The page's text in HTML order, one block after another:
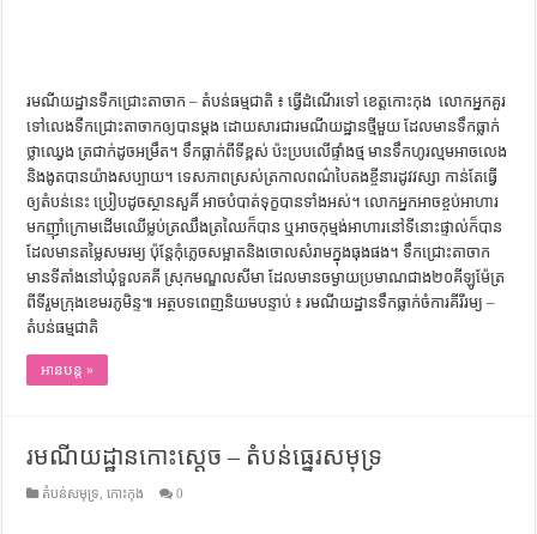
រមណីយដ្ឋានទឺកជ្រោះតាចាក – តំបន់ធម្មជាតិ ៖ ធ្វើ​ដំណើរ​ទៅ​ ខេត្ត​កោះ​កុង ​ លោក​អ្នក​គួរ​
ទៅ​លេង​ទឺក​ជ្រោះ​តា​ចាក​​ឲ្យ​បាន​ម្ដង ​ដោយសារ​ជា​រមណីយដ្ឋាន​ថ្មី​មួយ ដែល​មាន​ទឹក​ធ្លាក់​
ថ្លា​ឈ្វេង ​ត្រជាក់​ដូច​អម្រឹត។ ​​ទឹក​ធ្លាក់​ពី​ទី​ខ្ពស់ ​ប៉ះ​​ប្រប​លើ​ផ្ទាំង​ថ្ម ​មាន​ទឹក​ហូរ​ល្មម​អាច​លេង​
និង​ងូត​បាន​យ៉ាង​សប្បាយ។ ​ទេសភាព​ស្រស់​ត្រកាល​ពណ៌​បៃ​តង​ខ្ចី​នា​រដូវ​វស្សា ​កាន់​តែ​ធ្វើ​
ឲ្យ​​តំ​បន់​នេះ ប្រៀប​ដូច​ស្ថាន​សួគិ៍ ​អាច​បំបាត់​ទុក្ខ​បាន​ទាំង​អស់។ ​លោក​អ្នក​អាច​ខ្ចប់​អាហារ​
មក​ញ៉ាំ​ក្រោម​ដើម​ឈើ​ម្លប់​ត្រឈឹង​ត្រឈៃ​ក៏​បាន ​ឬ​អាច​កុម្មង់​អាហារ​នៅ​ទី​នោះ​ផ្ទាល់​ក៏​បាន ​
ដែល​មាន​តម្លៃ​សម​រម្យ ប៉ុន្តែ​កុំ​ភ្លេច​សម្អាត​និង​ចោល​សំ​រាម​ក្នុង​ធុង​ផង។ ទឹក​ជ្រោះ​តា​ចាក ​
មាន​ទី​តាំង​នៅ​ឃុំ​ទួល​គ​គី ​ស្រុក​មណ្ឌល​សី​មា ដែល​មាន​ចម្ងាយ​ប្រមាណ​ជាង​២០​គី​ឡូ​ម៉ែត្រ​
ពី​ទី​រួម​ក្រុង​ខេមរ​ភូមិន្ទ៕ អត្ថបទពេញនិយមបន្ទាប់ ៖ រមណីយដ្ឋានទឹកធ្លាក់ចំការគីរីរម្យ –
តំបន់ធម្មជាតិ
អានបន្ត »
រមណីយដ្ឋានកោះស្តេច – តំបន់ធ្នេរសមុទ្រ
តំបន់សមុទ្រ ,កោះកុង 0